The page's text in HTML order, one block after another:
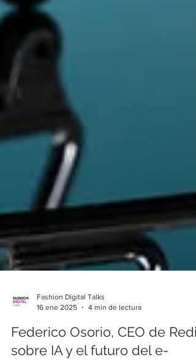
Fashion Digital Talks
16 ene 2025
4 min de lectura